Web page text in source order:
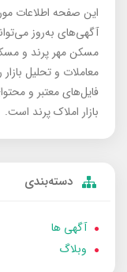
این صفحه اطلاعات
آگهی‌های به‌روز
مسکن مهر پرند و
معاملات و تحلیل
فایل‌های معتبر و
بازار املاک پرند است.
دسته‌بندی
آگهی ها
وبلاگ